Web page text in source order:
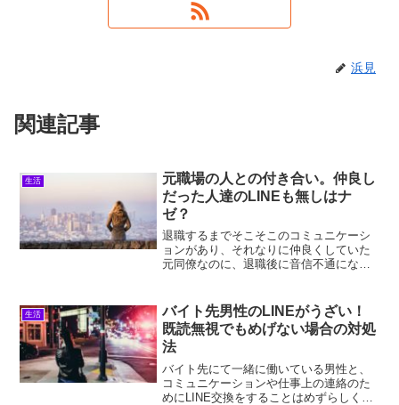
浜見
関連記事
生活
元職場の人との付き合い。仲良し
だった人達のLINEも無しはナ
ゼ？
退職するまでそこそこのコミュニケーシ
ョンがあり、それなりに仲良くしていた
元同僚なのに、退職後に音信不通になっ
に疎遠になるとは思ってもみなかった…
トラブルによる退職であれ...
生活
バイト先男性のLINEがうざい！
既読無視でもめげない場合の対処
法
バイト先にて一緒に働いている男性と、
コミュニケーションや仕事上の連絡のた
めにLINE交換をすることはめずらしくは